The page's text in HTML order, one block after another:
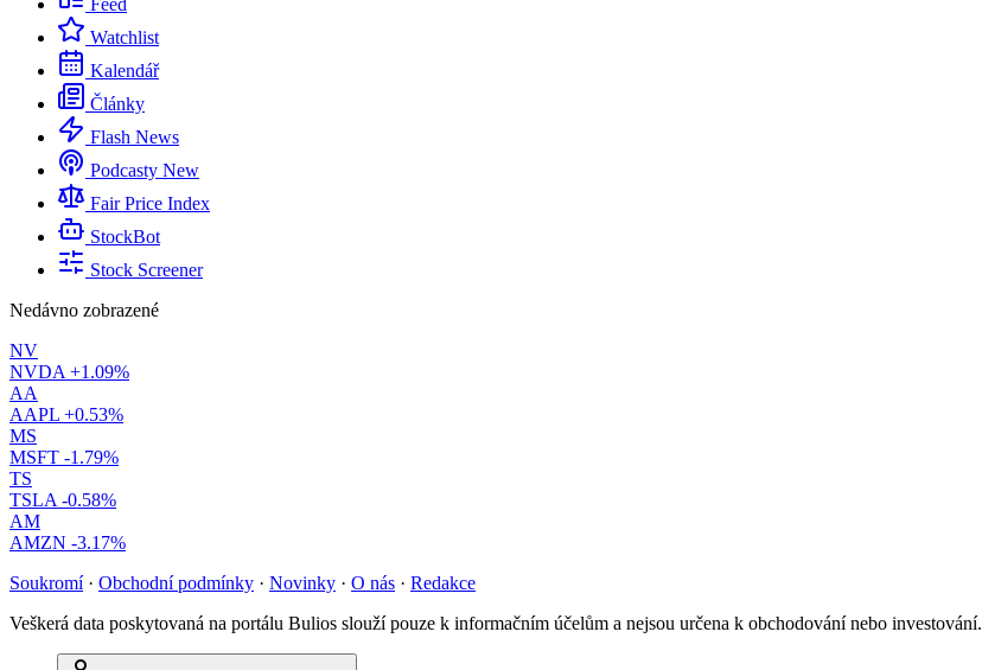
Feed
Watchlist
Kalendář
Články
Flash News
Podcasty New
Fair Price Index
StockBot
Stock Screener
Nedávno zobrazené
NV
NVDA +1.09%
AA
AAPL +0.53%
MS
MSFT -1.79%
TS
TSLA -0.58%
AM
AMZN -3.17%
Soukromí · Obchodní podmínky · Novinky · O nás · Redakce
Veškerá data poskytovaná na portálu Bulios slouží pouze k informačním účelům a nejsou určena k obchodování nebo investování.